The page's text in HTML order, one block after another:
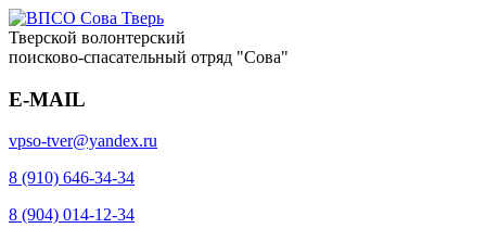
Тверской волонтерский
поисково-спасательный отряд "Сова"
E-MAIL
vpso-tver@yandex.ru
8 (910) 646-34-34
8 (904) 014-12-34